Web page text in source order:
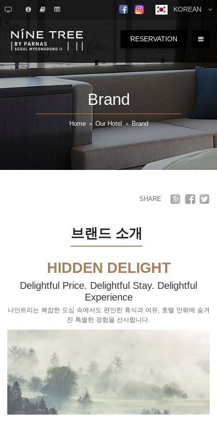
KOREAN
RESERVATION
Brand
Home > Our Hotel> Brand
SHARE
브랜드 소개
HIDDEN DELIGHT
Delightful Price. Delightful Stay. Delightful
Experience
나인트리는 복잡한 도심 속에서도 편안한 휴식과 여유, 호텔 안팎에 숨겨
진 특별한 경험을 선사합니다.